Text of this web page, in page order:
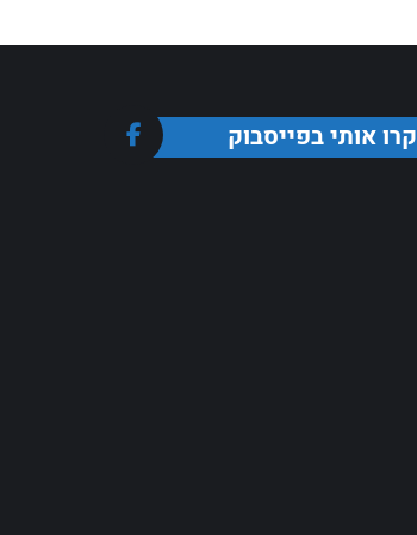
אותי בפייסבוק